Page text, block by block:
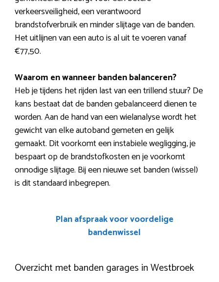
verkeersveiligheid, een verantwoord
brandstofverbruik en minder slijtage van de banden.
Het uitlijnen van een auto is al uit te voeren vanaf
€77,50.
Waarom en wanneer banden balanceren?
Heb je tijdens het rijden last van een trillend stuur? De
kans bestaat dat de banden gebalanceerd dienen te
worden. Aan de hand van een wielanalyse wordt het
gewicht van elke autoband gemeten en gelijk
gemaakt. Dit voorkomt een instabiele wegligging, je
bespaart op de brandstofkosten en je voorkomt
onnodige slijtage. Bij een nieuwe set banden (wissel)
is dit standaard inbegrepen.
Plan afspraak voor voordelige
bandenwissel
Overzicht met banden garages in Westbroek